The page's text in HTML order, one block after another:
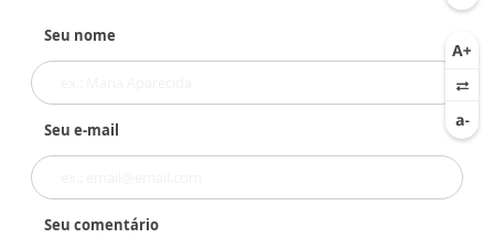
Seu nome
Seu e-mail
Seu comentário